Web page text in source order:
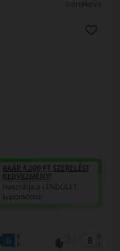
0 értékelés
TRIPLA ELÉGEDETTSÉG
MINŐSÉGI GARANCIA
Regisztráció után máris az
Öné!